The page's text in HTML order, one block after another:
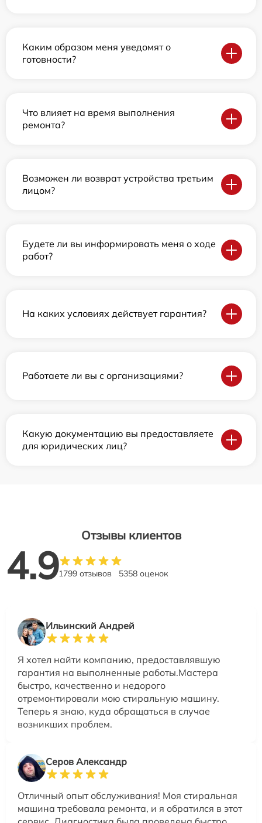
Каким образом меня уведомят о
готовности?
Что влияет на время выполнения
ремонта?
Возможен ли возврат устройства третьим
лицом?
Будете ли вы информировать меня о ходе
работ?
На каких условиях действует гарантия?
Работаете ли вы с организациями?
Какую документацию вы предоставляете
для юридических лиц?
Отзывы клиентов
4.91799 отзывов 5358 оценок
Ильинский Андрей
Я хотел найти компанию, предоставлявшую
гарантия на выполненные работы.Мастера
быстро, качественно и недорого
отремонтировали мою стиральную машину.
Теперь я знаю, куда обращаться в случае
возникших проблем.
Серов Александр
Отличный опыт обслуживания! Моя стиральная
машина требовала ремонта, и я обратился в этот